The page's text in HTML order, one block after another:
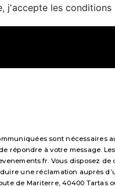
j'accepte les
sont nécessaires
répondre à votre message.
Vous disposez
une réclamation auprès
de Mariterre, 40400